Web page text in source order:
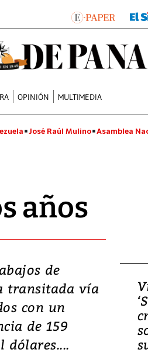
OPINIÓN MULTIMEDIA
José Raúl Mulino Asamblea
años
de
transitada vía
con un
de 159
dólares....
Terremoto
y graves
Kumamoto